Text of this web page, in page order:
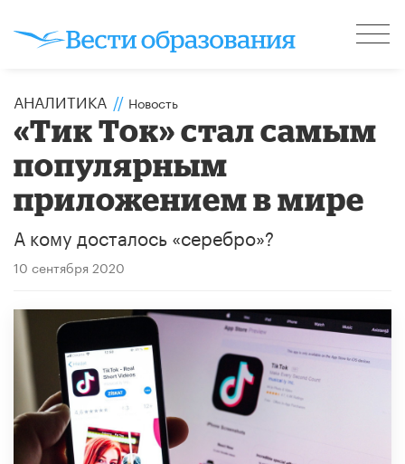
АНАЛИТИКА // Новость
«Тик Ток» стал самым
популярным
приложением в мире
А кому досталось «серебро»?
10 сентября 2020